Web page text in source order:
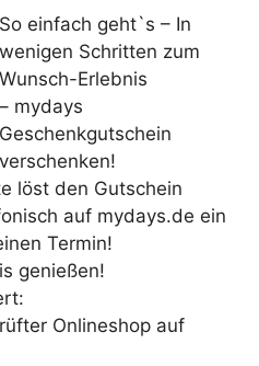
So einfach geht`s – In
wenigen Schritten zum
Wunsch-Erlebnis
– mydays
Geschenkgutschein
verschenken!
löst den Gutschein
auf mydays.de ein
Termin!
genießen!
Onlineshop auf